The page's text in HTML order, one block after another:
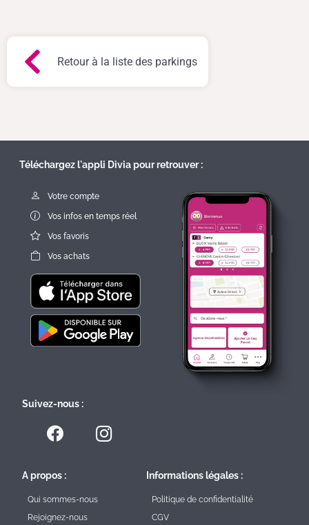
Retour à la liste des parkings
Téléchargez l'appli Divia pour retrouver :
Votre compte
Vos infos en temps réel
Vos favoris
Vos achats
Suivez-nous :
A propos :
Qui sommes-nous
Rejoignez-nous
Informations légales :
Politique de confidentialité
CGV